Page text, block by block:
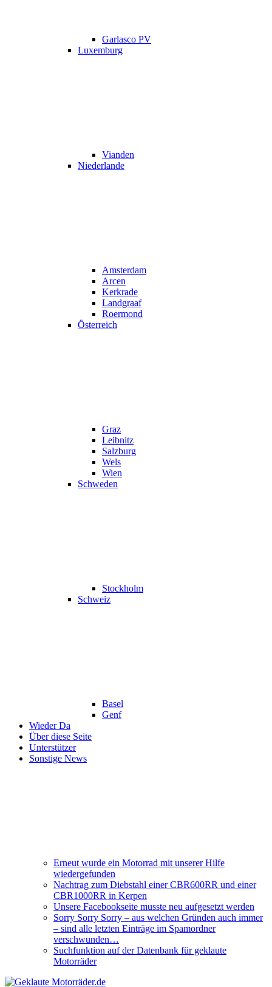
Garlasco PV
Luxemburg
Vianden
Niederlande
Amsterdam
Arcen
Kerkrade
Landgraaf
Roermond
Österreich
Graz
Leibnitz
Salzburg
Wels
Wien
Schweden
Stockholm
Schweiz
Basel
Genf
Wieder Da
Über diese Seite
Unterstützer
Sonstige News
Erneut wurde ein Motorrad mit unserer Hilfe
wiedergefunden
Nachtrag zum Diebstahl einer CBR600RR und einer
CBR1000RR in Kerpen
Unsere Facebookseite musste neu aufgesetzt werden
Sorry Sorry Sorry – aus welchen Gründen auch immer
– sind alle letzten Einträge im Spamordner
verschwunden…
Suchfunktion auf der Datenbank für geklaute
Motorräder